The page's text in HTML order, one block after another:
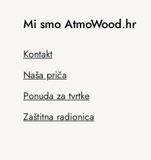
Mi smo AtmoWood.hr
Kontakt
Naša priča
Ponuda za tvrtke
Zaštitna radionica